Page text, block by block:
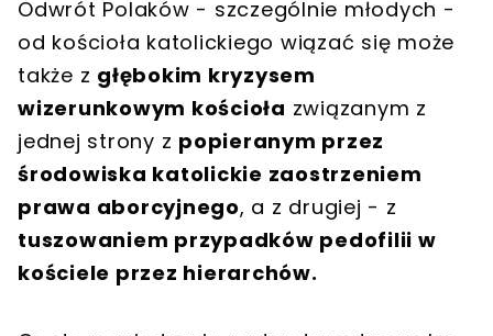
Odwrót Polaków - szczególnie młodych -
od kościoła katolickiego wiązać się może
także z głębokim kryzysem
wizerunkowym kościoła związanym z
jednej strony z popieranym przez
środowiska katolickie zaostrzeniem
prawa aborcyjnego, a z drugiej - z
tuszowaniem przypadków pedofilii w
kościele przez hierarchów.